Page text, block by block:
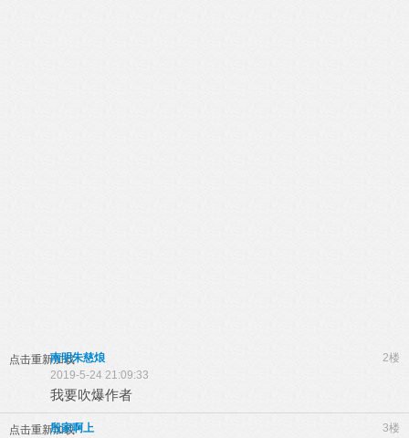
点击重新加载 2楼
南明朱慈烺
2019-5-24 21:09:33
我要吹爆作者
点击重新加载 3楼
殷家啊上